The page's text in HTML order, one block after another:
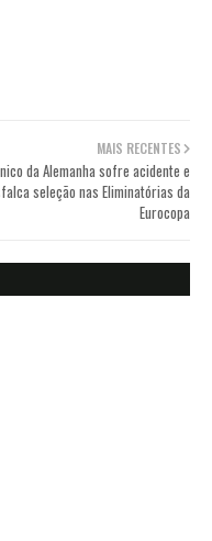
MAIS RECENTES
da Alemanha sofre acidente e
seleção nas Eliminatórias da
Eurocopa